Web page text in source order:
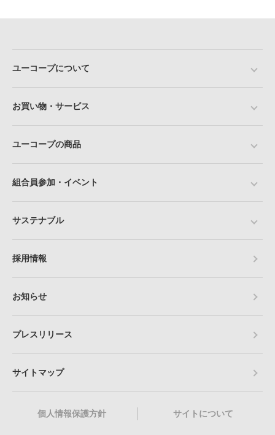
ユーコープについて
お買い物・サービス
ユーコープの商品
組合員参加・イベント
サステナブル
採用情報
お知らせ
プレスリリース
サイトマップ
個人情報保護方針 サイトについて